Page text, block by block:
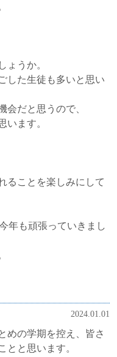
ょうか。
した生徒も多いと思い
会だと思うので、
います。
ることを楽しみにして
年も頑張っていきまし
2024.01.01
めの学期を控え、皆さ
とと思います。